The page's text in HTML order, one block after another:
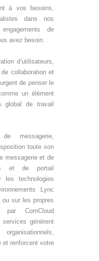
à vos besoins,
dans nos
de
avez besoin.
d’utilisateurs,
collaboration et
de penser le
un élément
global de travail
messagerie,
toute son
messagerie et de
et de portail
les technologies
Lync
sur les propres
par ComCloud
génèrent
et renforcent votre